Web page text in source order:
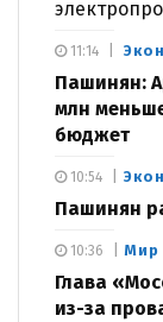
Пашинян:
млн
бюджет
11:14
Пашинян
10:54
Мир
Глава
из-за
10:36